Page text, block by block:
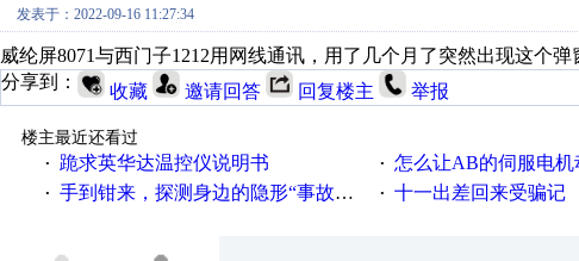
发表于：2022-09-16 11:27:34
威纶屏8071与西门子1212用网线通讯，用了几个月了突然出现这个
分享到：
收藏 邀请回答 回复楼主 举报
楼主最近还看过
·
跪求英华达温控仪说明书 · 怎么让AB的伺服电机
· 手到钳来，探测身边的隐形“事故”——Fluke369漏电流钳形表测评 · 十一出差回来受骗记